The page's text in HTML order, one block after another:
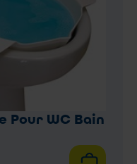
Pour WC Bain